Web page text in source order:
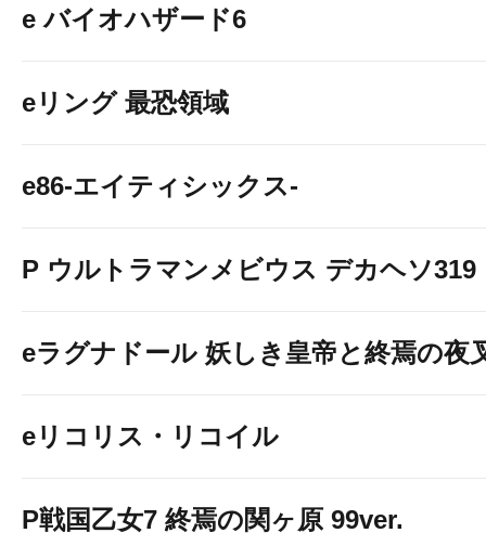
e バイオハザード6
eリング 最恐領域
e86-エイティシックス-
P ウルトラマンメビウス デカヘソ319
eラグナドール 妖しき皇帝と終焉の夜
eリコリス・リコイル
P戦国乙女7 終焉の関ヶ原 99ver.